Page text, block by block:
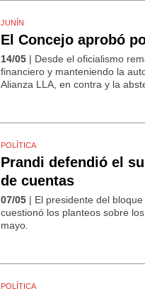
JUNÍN
El Concejo aprobó
14/05 | Desde el oficialismo
financiero y manteniendo la
Alianza LLA, en contra y la
POLÍTICA
Prandi defendió el
de cuentas
07/05 | El presidente del
cuestionó los planteos sobre
mayo.
POLÍTICA